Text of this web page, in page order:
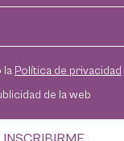
suave y
función barrera
que ofrece
la Política de privacidad
de la web